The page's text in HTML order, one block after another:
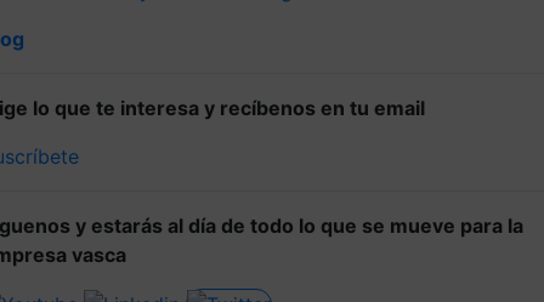
lo que te interesa y recíbenos en tu email
y estarás al día de todo lo que se mueve para la
vasca